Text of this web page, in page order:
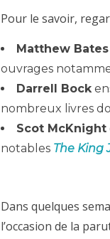
Pour le savoir,
Matthew Bates
ouvrages
Darrell Bock
nombreux livres
Scot McKnight
notables The King
Dans quelques
l’occasion de la